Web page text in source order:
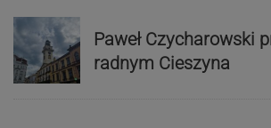
Paweł Czycharowski
radnym Cieszyna